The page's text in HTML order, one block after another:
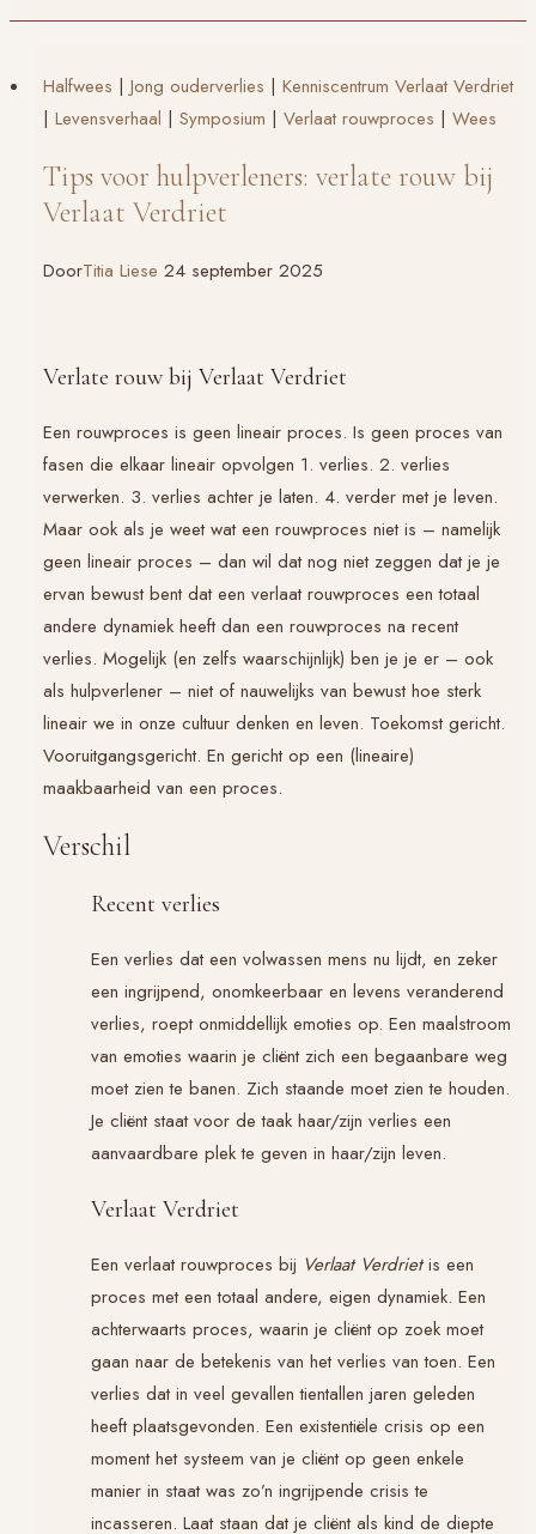
Halfwees | Jong ouderverlies | Kenniscentrum Verlaat Verdriet
| Levensverhaal | Symposium | Verlaat rouwproces | Wees
Tips voor hulpverleners: verlate rouw bij
Verlaat Verdriet
DoorTitia Liese 24 september 2025
Verlate rouw bij Verlaat Verdriet
Een rouwproces is geen lineair proces. Is geen proces van
fasen die elkaar lineair opvolgen 1. verlies. 2. verlies
verwerken. 3. verlies achter je laten. 4. verder met je leven.
Maar ook als je weet wat een rouwproces niet is – namelijk
geen lineair proces – dan wil dat nog niet zeggen dat je je
ervan bewust bent dat een verlaat rouwproces een totaal
andere dynamiek heeft dan een rouwproces na recent
verlies. Mogelijk (en zelfs waarschijnlijk) ben je je er – ook
als hulpverlener – niet of nauwelijks van bewust hoe sterk
lineair we in onze cultuur denken en leven. Toekomst gericht.
Vooruitgangsgericht. En gericht op een (lineaire)
maakbaarheid van een proces.
Verschil
Recent verlies
Een verlies dat een volwassen mens nu lijdt, en zeker
een ingrijpend, onomkeerbaar en levens veranderend
verlies, roept onmiddellijk emoties op. Een maalstroom
van emoties waarin je cliënt zich een begaanbare weg
moet zien te banen. Zich staande moet zien te houden.
Je cliënt staat voor de taak haar/zijn verlies een
aanvaardbare plek te geven in haar/zijn leven.
Verlaat Verdriet
Een verlaat rouwproces bij Verlaat Verdrietis een
proces met een totaal andere, eigen dynamiek. Een
achterwaarts proces, waarin je cliënt op zoek moet
gaan naar de betekenis van het verlies van toen. Een
verlies dat in veel gevallen tientallen jaren geleden
heeft plaatsgevonden. Een existentiële crisis op een
moment het systeem van je cliënt op geen enkele
manier in staat was zo’n ingrijpende crisis te
incasseren. Laat staan dat je cliënt als kind de diepte